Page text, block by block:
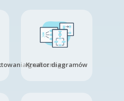
graficznego
Kreator diagramów